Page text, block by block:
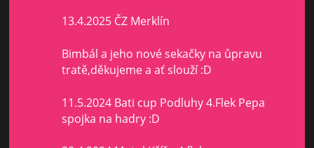
13.4.2025 ČZ Merklín
Bimbál a jeho nové sekačky na ůpravu
tratě,děkujeme a ať slouží :D
11.5.2024 Bati cup Podluhy 4.Flek Pepa
spojka na hadry :D